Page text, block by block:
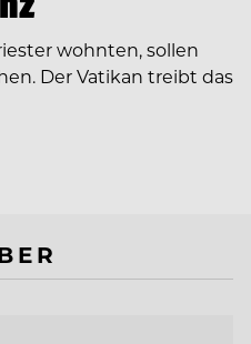
wohnten, sollen
Der Vatikan treibt das